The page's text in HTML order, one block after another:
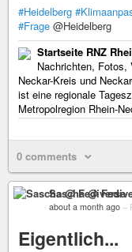
#Heidelberg
#Frage @Heidelberg
Startseite RNZ
Nachrichten, Fotos,
Neckar-Kreis und
ist eine regionale
Metropolregion Rhein-
0 comments
Sascha @
about a month ago –
Eigentlich...